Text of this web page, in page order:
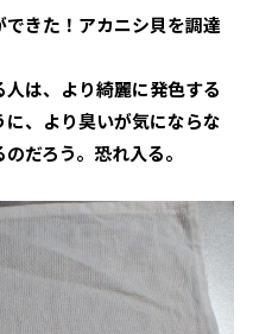
きた！アカニシ貝を調達
は、より綺麗に発色する
、より臭いが気にならな
だろう。恐れ入る。